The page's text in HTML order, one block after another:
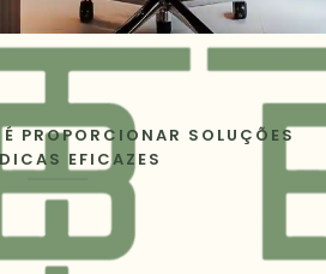
PROPORCIONAR SOLUÇÕES
EFICAZES